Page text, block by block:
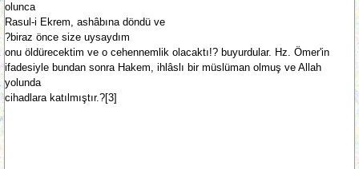
olunca
Rasul-i Ekrem, ashâbına döndü ve
?biraz önce size uysaydım
onu öldürecektim ve o cehennemlik olacaktı!? buyurdular. Hz. Ömer'in
ifadesiyle bundan sonra Hakem, ihlâslı bir müslüman olmuş ve Allah
yolunda
cihadlara katılmıştır.?[3]